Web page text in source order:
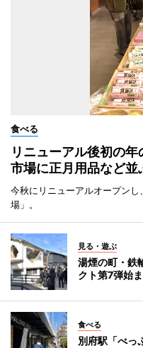
食べる
リニューアル後初の
市場に正月用品など並
今秋にリニューアルオープン
場」。
見る・遊ぶ
湯煙の町・鉄
クト第7弾始
食べる
別府駅「べ